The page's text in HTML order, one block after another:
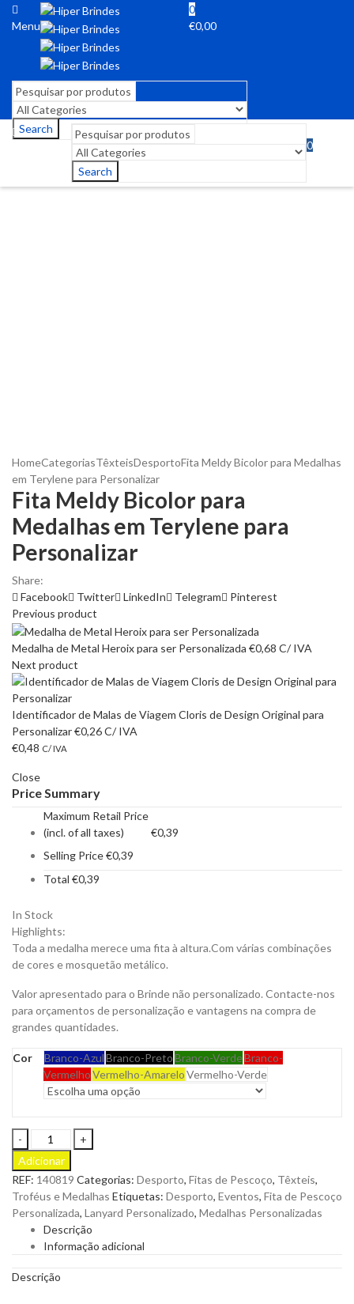
Menu
0
€0,00
Search
Search
0
HomeCategoriasTêxteisDesportoFita Meldy Bicolor para Medalhas
em Terylene para Personalizar
Fita Meldy Bicolor para
Medalhas em Terylene para
Personalizar
Share:
Facebook
Twitter LinkedIn Telegram
Pinterest
Previous product
Medalha de Metal Heroix para ser Personalizada €0,68 C/ IVA
Next product
Identificador de Malas de Viagem Cloris de Design Original para
Personalizar€0,26C/ IVA
€0,48 C/ IVA
Close
Price Summary
Maximum Retail Price
(incl. of all taxes)
€0,39
Selling Price€0,39
Total €0,39
In Stock
Highlights:
Toda a medalha merece uma fita à altura.Com várias combinações
de cores e mosquetão metálico.
Valor apresentado para o Brinde não personalizado. Contacte-nos
para orçamentos de personalização e vantagens na compra de
grandes quantidades.
Cor Branco-AzulBranco-PretoBranco-VerdeBranco-
VermelhoVermelho-AmareloVermelho-Verde
Meldy
Bicolor
para
Medalhas
em
Terylene
para
quantity
Adicionar
REF: 140819 Categorias: Desporto, Fitas de Pescoço, Têxteis,
Troféus e Medalhas Etiquetas: Desporto, Eventos, Fita de Pescoço
Personalizada, Lanyard Personalizado, Medalhas Personalizadas
Descrição
Informação adicional
Descrição